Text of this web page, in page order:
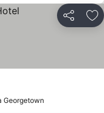
Jaa
Georgetown